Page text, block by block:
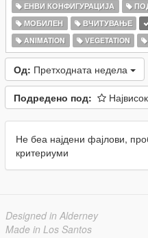
ЕНВИ КОНФИГУРАЦИЈА
МОБИЛЕН
ВЧИТУВАЊЕ
ANIMATION
VEGETATION
Од: Претходната недела
Подредено под:
Не беа најдени фајлови,
критериуми
Designed in Alderney
Made in Los Santos